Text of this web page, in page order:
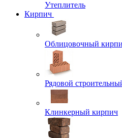
Утеплитель
Кирпич
Облицовочный
Рядовой
Клинкерный кирпич